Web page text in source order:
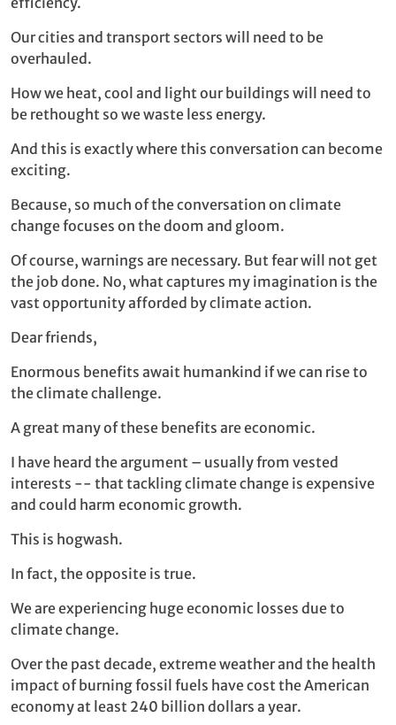
Our cities and transport sectors will need to be
overhauled.
How we heat, cool and light our buildings will need to
be rethought so we waste less energy.
And this is exactly where this conversation can become
exciting.
Because, so much of the conversation on climate
change focuses on the doom and gloom.
Of course, warnings are necessary. But fear will not get
the job done. No, what captures my imagination is the
vast opportunity afforded by climate action.
Dear friends,
Enormous benefits await humankind if we can rise to
the climate challenge.
A great many of these benefits are economic.
I have heard the argument – usually from vested
interests -- that tackling climate change is expensive
and could harm economic growth.
This is hogwash.
In fact, the opposite is true.
We are experiencing huge economic losses due to
climate change.
Over the past decade, extreme weather and the health
impact of burning fossil fuels have cost the American
economy at least 240 billion dollars a year.